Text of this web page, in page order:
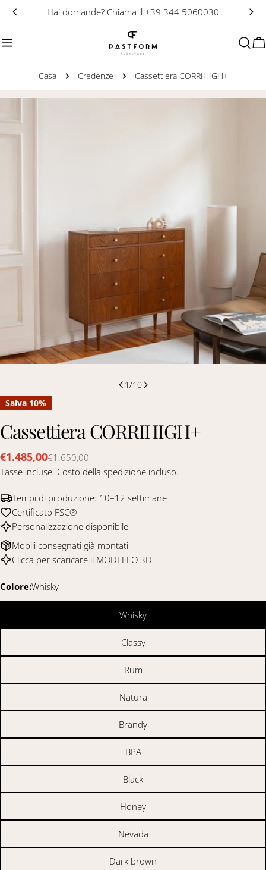
Salta
Hai domande? Chiama il +39 344 5060030
Casa Credenze Cassettiera CORRIHIGH+
informazioni
supporto 0 in modalità modale
1/10
Salva 10%
Cassettiera CORRIHIGH+
Prezzo
di
€1.485,00
Prezzo
regolare
€1.650,00
Tasse incluse. Costo della spedizione incluso.
Tempi di produzione: 10–12 settimane
Certificato FSC®
Personalizzazione disponibile
Mobili consegnati già montati
Clicca per scaricare il MODELLO 3D
Colore:Whisky
Whisky
Classy
Rum
Natura
Brandy
BPA
Black
Honey
Nevada
Dark brown
Condividi questo prodotto
Fai una domanda
nome
tuo